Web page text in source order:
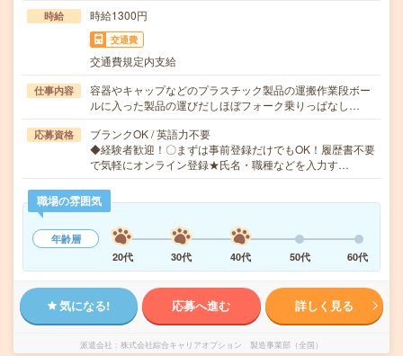
時給 時給1300円
交通費
交通費規定内支給
仕事内容
容器やキャップなどのプラスチック製品の運搬作業段ボー
ルに入った製品の運びだしほぼフォーク乗りっぱなし…
応募資格
ブランクOK / 英語力不要
◆経験者歓迎！〇まずは事前登録だけでもOK！履歴書不要
で気軽にオンライン登録★氏名・職種などを入力す…
職場の雰囲気
年齢層
20代
30代 40代 50代 60代
気になる! 応募へ進む 詳しく見る
派遣会社 株式会社綜合キャリアオプション 製造事業部（全国）